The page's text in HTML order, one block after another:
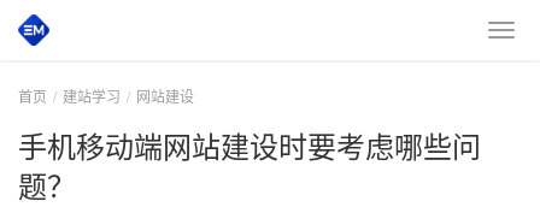
首页 建站学习 网站建设
手机移动端网站建设时要考虑哪些问
题？